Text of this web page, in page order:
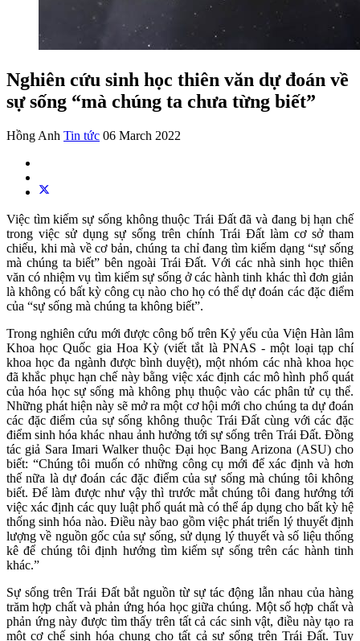
Nghiên cứu sinh học thiên văn dự đoán về
sự sống “mà chúng ta chưa từng biết”
Hồng Anh Tin tức 06 March 2022
Việc tìm kiếm sự sống không thuộc Trái Đất đã và đang bị hạn chế
trong việc sử dụng sự sống trên chính Trái Đất làm cơ sở tham
chiếu, khi mà về cơ bản, chúng ta chỉ đang tìm kiếm dạng “sự sống
mà chúng ta biết” bên ngoài Trái Đất. Với các nhà sinh học thiên
văn có nhiệm vụ tìm kiếm sự sống ở các hành tinh khác thì đơn giản
là không có bất kỳ công cụ nào cho họ có thể dự đoán các đặc điểm
của “sự sống mà chúng ta không biết”.
Trong nghiên cứu mới được công bố trên Kỷ yếu của Viện Hàn lâm
Khoa học Quốc gia Hoa Kỳ (viết tắt là PNAS - một loại tạp chí
khoa học đa ngành được bình duyệt), một nhóm các nhà khoa học
đã khắc phục hạn chế này bằng việc xác định các mô hình phổ quát
của hóa học sự sống mà không phụ thuộc vào các phân tử cụ thể.
Những phát hiện này sẽ mở ra một cơ hội mới cho chúng ta dự đoán
các đặc điểm của sự sống không thuộc Trái Đất cùng với các đặc
điểm sinh hóa khác nhau ảnh hưởng tới sự sống trên Trái Đất. Đồng
tác giả Sara Imari Walker thuộc Đại học Bang Arizona (ASU) cho
biết: “Chúng tôi muốn có những công cụ mới để xác định và hơn
thế nữa là dự đoán các đặc điểm của sự sống mà chúng tôi không
biết. Để làm được như vậy thì trước mắt chúng tôi đang hướng tới
việc xác định các quy luật phổ quát mà có thể áp dụng cho bất kỳ hệ
thống sinh hóa nào. Điều này bao gồm việc phát triển lý thuyết định
lượng về nguồn gốc của sự sống, sử dụng lý thuyết và số liệu thống
kê để chúng tôi định hướng tìm kiếm sự sống trên các hành tinh
khác.”
Sự sống trên Trái Đất bắt nguồn từ sự tác động lẫn nhau của hàng
trăm hợp chất và phản ứng hóa học giữa chúng. Một số hợp chất và
phản ứng này được tìm thấy trên tất cả các sinh vật, điều này tạo ra
một cơ chế sinh hóa chung cho tất cả sự sống trên Trái Đất. Tuy